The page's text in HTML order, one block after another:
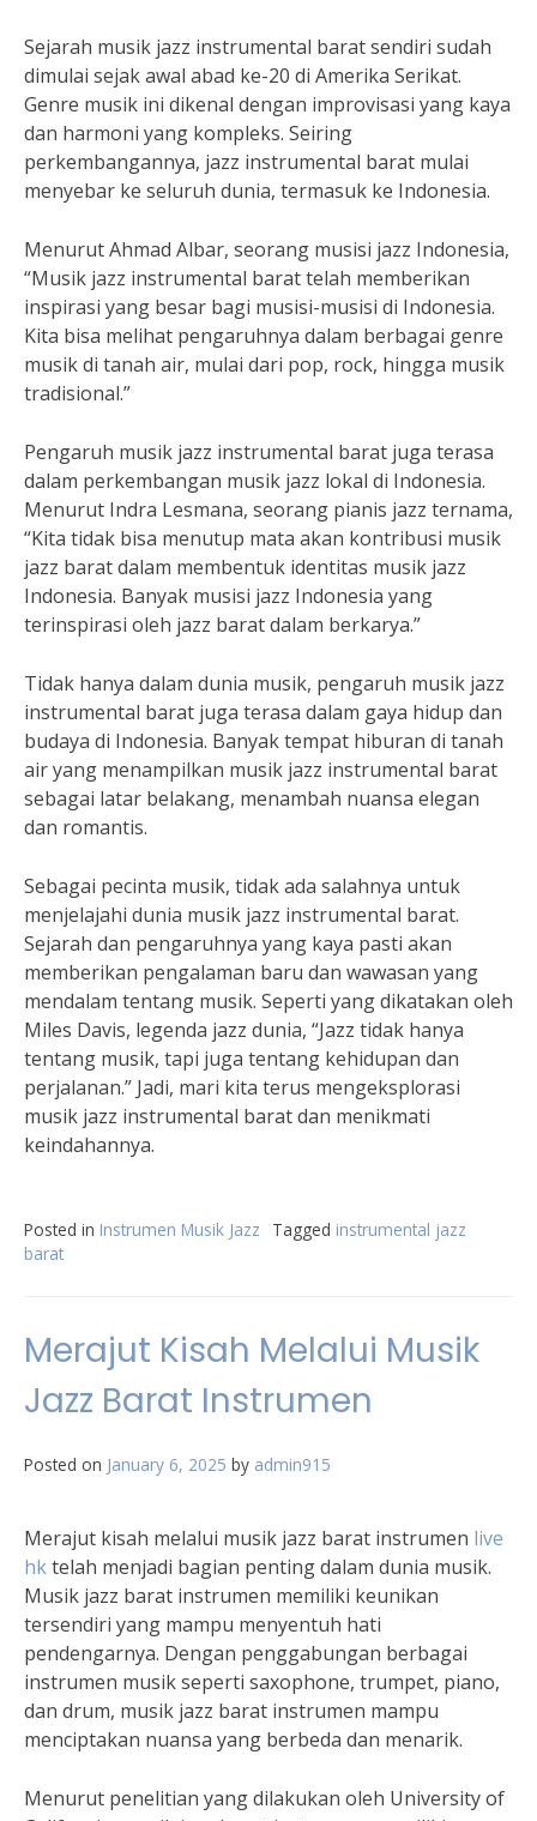
Sejarah musik jazz instrumental barat sendiri sudah
dimulai sejak awal abad ke-20 di Amerika Serikat.
Genre musik ini dikenal dengan improvisasi yang kaya
dan harmoni yang kompleks. Seiring
perkembangannya, jazz instrumental barat mulai
menyebar ke seluruh dunia, termasuk ke Indonesia.
Menurut Ahmad Albar, seorang musisi jazz Indonesia,
“Musik jazz instrumental barat telah memberikan
inspirasi yang besar bagi musisi-musisi di Indonesia.
Kita bisa melihat pengaruhnya dalam berbagai genre
musik di tanah air, mulai dari pop, rock, hingga musik
tradisional.”
Pengaruh musik jazz instrumental barat juga terasa
dalam perkembangan musik jazz lokal di Indonesia.
Menurut Indra Lesmana, seorang pianis jazz ternama,
“Kita tidak bisa menutup mata akan kontribusi musik
jazz barat dalam membentuk identitas musik jazz
Indonesia. Banyak musisi jazz Indonesia yang
terinspirasi oleh jazz barat dalam berkarya.”
Tidak hanya dalam dunia musik, pengaruh musik jazz
instrumental barat juga terasa dalam gaya hidup dan
budaya di Indonesia. Banyak tempat hiburan di tanah
air yang menampilkan musik jazz instrumental barat
sebagai latar belakang, menambah nuansa elegan
dan romantis.
Sebagai pecinta musik, tidak ada salahnya untuk
menjelajahi dunia musik jazz instrumental barat.
Sejarah dan pengaruhnya yang kaya pasti akan
memberikan pengalaman baru dan wawasan yang
mendalam tentang musik. Seperti yang dikatakan oleh
Miles Davis, legenda jazz dunia, “Jazz tidak hanya
tentang musik, tapi juga tentang kehidupan dan
perjalanan.” Jadi, mari kita terus mengeksplorasi
musik jazz instrumental barat dan menikmati
keindahannya.
Posted in Instrumen Musik Jazz Tagged instrumental jazz
barat
Merajut Kisah Melalui Musik
Jazz Barat Instrumen
Posted on January 6, 2025 by admin915
Merajut kisah melalui musik jazz barat instrumen live
hktelah menjadi bagian penting dalam dunia musik.
Musik jazz barat instrumen memiliki keunikan
tersendiri yang mampu menyentuh hati
pendengarnya. Dengan penggabungan berbagai
instrumen musik seperti saxophone, trumpet, piano,
dan drum, musik jazz barat instrumen mampu
menciptakan nuansa yang berbeda dan menarik.
Menurut penelitian yang dilakukan oleh University of